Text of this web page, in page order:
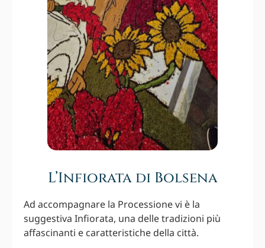
L’Infiorata di Bolsena
Ad accompagnare la Processione vi è la
suggestiva Infiorata, una delle tradizioni più
affascinanti e caratteristiche della città.